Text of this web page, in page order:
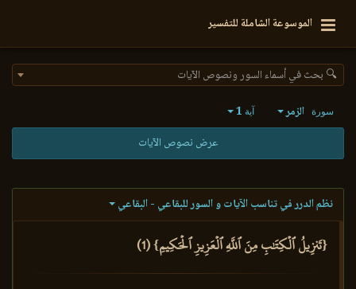
الموسوعة الشاملة للتفسير
🔍 بحث في أسماء السور ونصوص الآيات
سورة الزمر آية 1
عرض نصوص الآيات
نظم الدرر في تناسب الآيات و السور للبقاعي - البقاعي
{تَنزِيلُ ٱلۡكِتَٰبِ مِنَ ٱللَّهِ ٱلۡعَزِيزِ ٱلۡحَكِيمِ} (1)